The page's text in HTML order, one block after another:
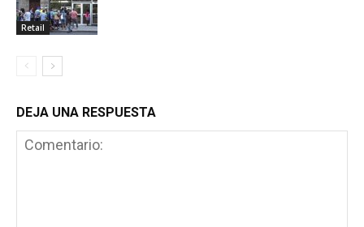
Retail
DEJA UNA RESPUESTA